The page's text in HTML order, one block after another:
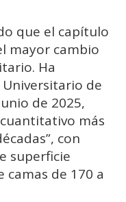
que el capítulo
mayor cambio
Ha
de
de 2025,
más
con
superficie
de 170 a